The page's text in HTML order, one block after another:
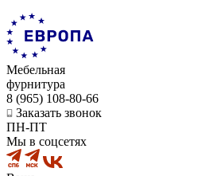
Мебельная
фурнитура
8 (965) 108-80-66
Заказать звонок
ПН-ПТ
Мы в соцсетях